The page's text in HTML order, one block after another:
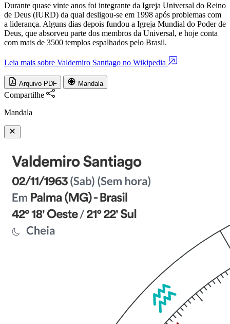
Durante quase vinte anos foi integrante da Igreja Universal do Reino
de Deus (IURD) da qual desligou-se em 1998 após problemas com
a liderança. Alguns dias depois fundou a Igreja Mundial do Poder de
Deus, que absorveu parte dos membros da Universal, e hoje conta
com mais de 3500 templos espalhados pelo Brasil.
Leia mais sobre Valdemiro Santiago no Wikipedia
Arquivo PDF Mandala
Compartilhe
Mandala